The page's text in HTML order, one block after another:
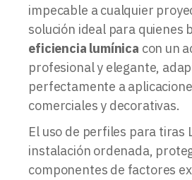
impecable a cualquier
solución ideal para quienes
eficiencia lumínica con un
profesional y elegante,
perfectamente a
comerciales y decorativas.
El uso de perfiles para tiras
instalación ordenada,
componentes de factores